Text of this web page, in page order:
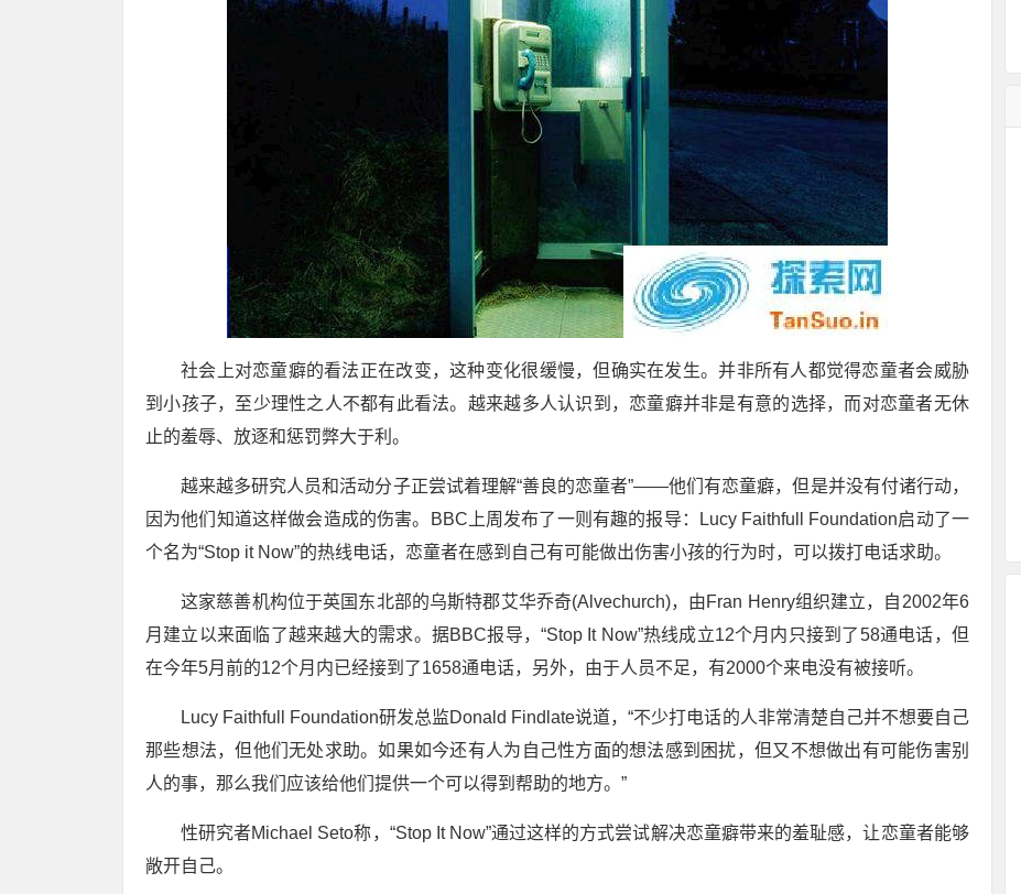
社会上对恋童癖的看法正在改变，这种变化很缓慢，但确实在发生。并非所有人都觉得恋童者会威胁
到小孩子，至少理性之人不都有此看法。越来越多人认识到，恋童癖并非是有意的选择，而对恋童者无休
止的羞辱、放逐和惩罚弊大于利。
越来越多研究人员和活动分子正尝试着理解“善良的恋童者”——他们有恋童癖，但是并没有付诸行动，
因为他们知道这样做会造成的伤害。BBC上周发布了一则有趣的报导：Lucy Faithfull Foundation启动了一
个名为“Stop it Now”的热线电话，恋童者在感到自己有可能做出伤害小孩的行为时，可以拨打电话求助。
这家慈善机构位于英国东北部的乌斯特郡艾华乔奇(Alvechurch)，由Fran Henry组织建立，自2002年6
月建立以来面临了越来越大的需求。据BBC报导，“Stop It Now”热线成立12个月内只接到了58通电话，但
在今年5月前的12个月内已经接到了1658通电话，另外，由于人员不足，有2000个来电没有被接听。
Lucy Faithfull Foundation研发总监Donald Findlate说道，“不少打电话的人非常清楚自己并不想要自己
那些想法，但他们无处求助。如果如今还有人为自己性方面的想法感到困扰，但又不想做出有可能伤害别
人的事，那么我们应该给他们提供一个可以得到帮助的地方。”
性研究者Michael Seto称，“Stop It Now”通过这样的方式尝试解决恋童癖带来的羞耻感，让恋童者能够
敞开自己。